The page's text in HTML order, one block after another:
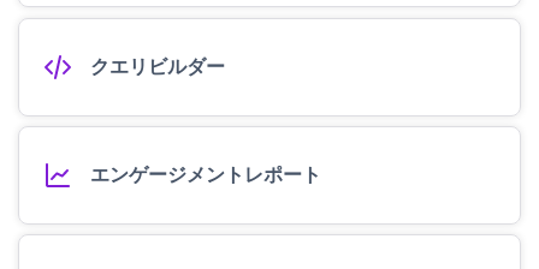
クエリビルダー
エンゲージメントレポート